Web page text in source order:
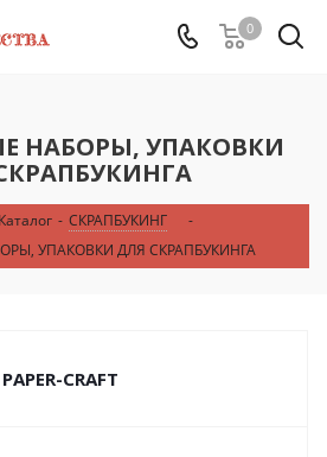
0
НАБОРЫ, УПАКОВКИ
Каталог - СКРАПБУКИНГ
-
УПАКОВКИ ДЛЯ СКРАПБУКИНГА
PAPER-CRAFT